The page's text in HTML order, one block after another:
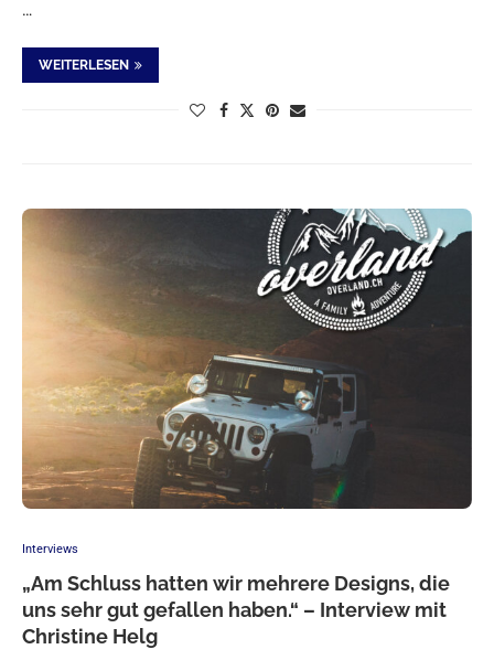
…
WEITERLESEN
Interviews
„Am Schluss hatten wir mehrere Designs, die
uns sehr gut gefallen haben.“ – Interview mit
Christine Helg